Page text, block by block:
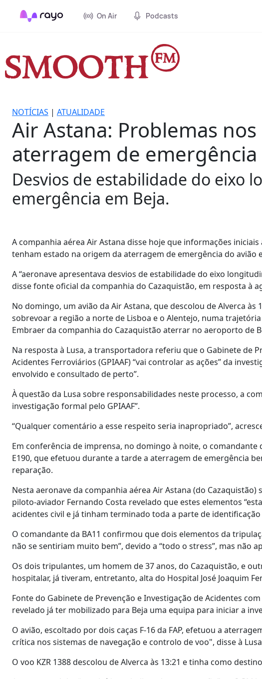
On Air Podcasts
NOTÍCIAS | ATUALIDADE
Air Astana: Problemas
aterragem de emergência
Desvios de estabilidade do eixo
emergência em Beja.
A companhia aérea Air Astana disse hoje que informações
tenham estado na origem da aterragem de emergência do avião
A “aeronave apresentava desvios de estabilidade do eixo
disse fonte oficial da companhia do Cazaquistão, em resposta à
No domingo, um avião da Air Astana, que descolou de Alverca
sobrevoar a região a norte de Lisboa e o Alentejo, numa
Embraer da companhia do Cazaquistão aterrar no aeroporto de
Na resposta à Lusa, a transportadora referiu que o Gabinete de
Acidentes Ferroviários (GPIAAF) “vai controlar as ações” da
envolvido e consultado de perto”.
À questão da Lusa sobre responsabilidades neste processo, a
investigação formal pelo GPIAAF”.
“Qualquer comentário a esse respeito seria inapropriado”,
Em conferência de imprensa, no domingo à noite, o comandante
E190, que efetuou durante a tarde a aterragem de emergência
reparação.
Nesta aeronave da companhia aérea Air Astana (do
piloto-aviador Fernando Costa revelado que estes elementos
acidentes civil e já tinham terminado toda a parte de
O comandante da BA11 confirmou que dois elementos da
não se sentiriam muito bem”, devido a “todo o stress”, mas não
Os dois tripulantes, um homem de 37 anos, do Cazaquistão, e
hospitalar, já tiveram, entretanto, alta do Hospital José Joaquim
Fonte do Gabinete de Prevenção e Investigação de Acidentes
revelado já ter mobilizado para Beja uma equipa para iniciar a
O avião, escoltado por dois caças F-16 da FAP, efetuou a
crítica nos sistemas de navegação e controlo de voo", disse à
O voo KZR 1388 descolou de Alverca às 13:21 e tinha como